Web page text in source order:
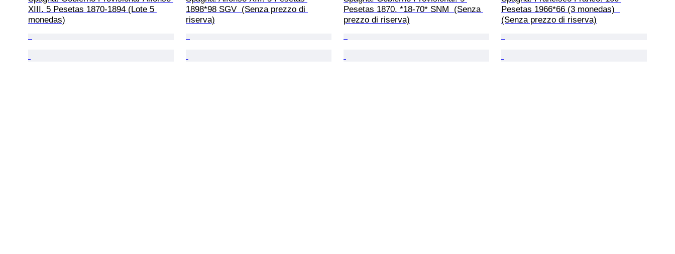
XIII. 5 Pesetas 1870-1894 (Lote 5
monedas)
1898*98 SGV  (Senza prezzo di
riserva)
Pesetas 1870. *18-70* SNM  (Senza
prezzo di riserva)
Pesetas 1966*66 (3 monedas)
(Senza prezzo di riserva)